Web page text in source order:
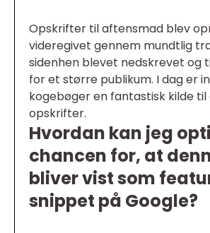
Opskrifter til aftensmad blev
videregivet gennem mundtlig
sidenhen blevet nedskrevet og
for et større publikum. I dag er
kogebøger en fantastisk kilde
opskrifter.
Hvordan kan jeg
chancen for, at
bliver vist som
snippet på Google?